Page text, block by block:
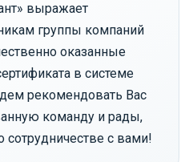
выражает
группы компаний
оказанные
в системе
рекомендовать Вас
команду и рады,
сотрудничестве с вами!